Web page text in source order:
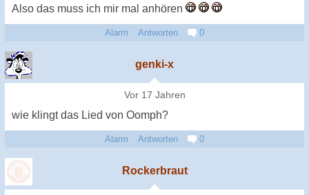
Also das muss ich mir mal anhören
Alarm Antworten 0
genki-x
Vor 17 Jahren
wie klingt das Lied von Oomph?
Alarm Antworten 0
Rockerbraut